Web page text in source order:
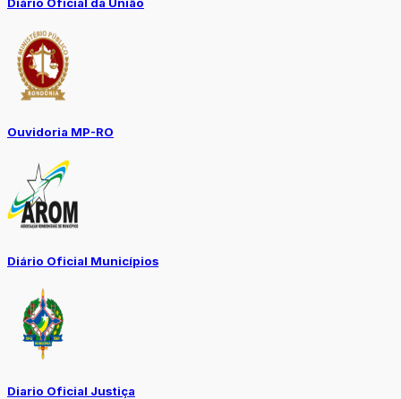
Ouvidoria MP-RO
Diário Oficial Municípios
Diario Oficial Justiça